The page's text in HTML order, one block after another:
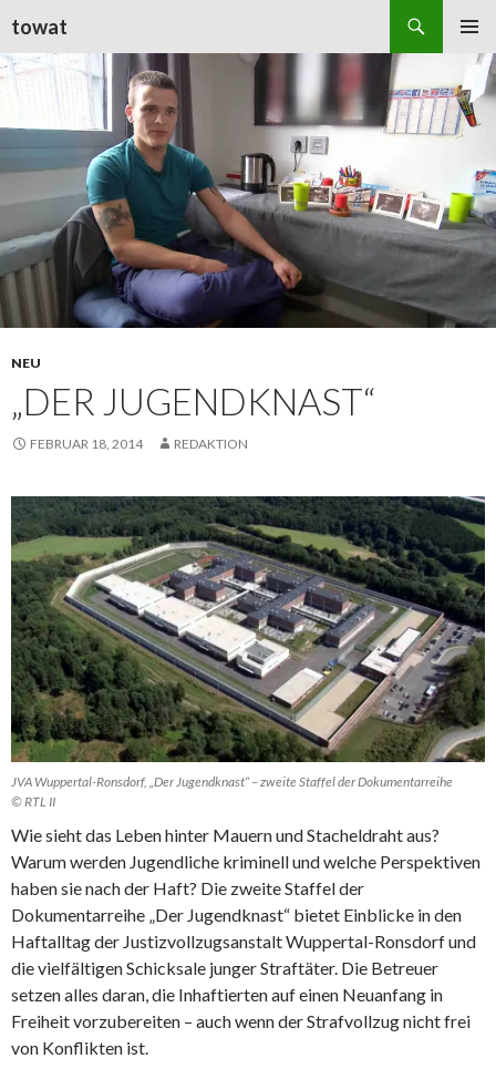
towat
MENÜ
INHALT
SPRINGEN
NEU
„DER JUGENDKNAST“
FEBRUAR 18, 2014 REDAKTION
JVA Wuppertal-Ronsdorf, „Der Jugendknast“ – zweite Staffel der Dokumentarreihe
© RTL II
Wie sieht das Leben hinter Mauern und Stacheldraht aus?
Warum werden Jugendliche kriminell und welche Perspektiven
haben sie nach der Haft? Die zweite Staffel der
Dokumentarreihe „Der Jugendknast“ bietet Einblicke in den
Haftalltag der Justizvollzugsanstalt Wuppertal-Ronsdorf und
die vielfältigen Schicksale junger Straftäter. Die Betreuer
setzen alles daran, die Inhaftierten auf einen Neuanfang in
Freiheit vorzubereiten – auch wenn der Strafvollzug nicht frei
von Konflikten ist.